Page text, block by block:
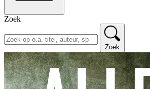
Zoek
Zoek